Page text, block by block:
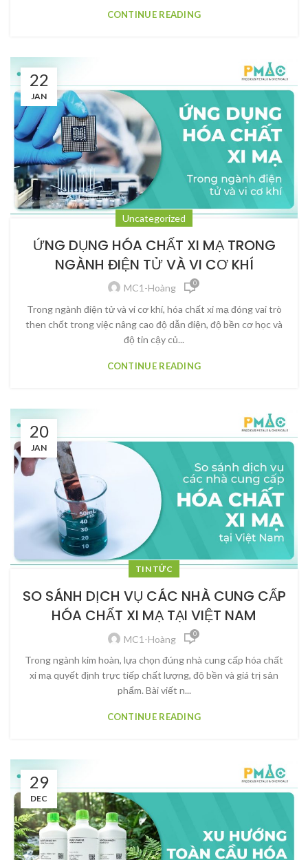
CONTINUE READING
22
JAN
Uncategorized
ỨNG DỤNG HÓA CHẤT XI MẠ TRONG
NGÀNH ĐIỆN TỬ VÀ VI CƠ KHÍ
MC1-Hoàng 0
Trong ngành điện tử và vi cơ khí, hóa chất xi mạ đóng vai trò
then chốt trong việc nâng cao độ dẫn điện, độ bền cơ học và
độ tin cậy củ...
CONTINUE READING
20
JAN
TIN TỨC
SO SÁNH DỊCH VỤ CÁC NHÀ CUNG CẤP
HÓA CHẤT XI MẠ TẠI VIỆT NAM
MC1-Hoàng 0
Trong ngành kim hoàn, lựa chọn đúng nhà cung cấp hóa chất
xi mạ quyết định trực tiếp chất lượng, độ bền và giá trị sản
phẩm. Bài viết n...
CONTINUE READING
29
DEC